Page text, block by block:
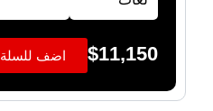
$11,150 اضف للسلة